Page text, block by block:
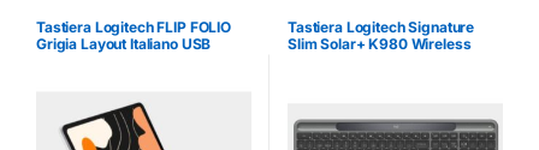
Tastiera Logitech FLIP FOLIO
Grigia Layout Italiano USB
Tastiera Logitech Signature
Slim Solar+ K980 Wireless